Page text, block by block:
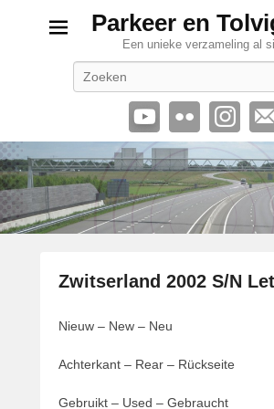
Parkeer en
Een unieke verzameling al
Zwitserland 2002 S/N
e
l
Nieuw – New – Neu
Achterkant – Rear – Rückseite
Gebruikt – Used – Gebraucht